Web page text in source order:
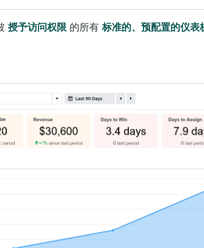
授予访问权限 的所有 标准的、预配置的仪表